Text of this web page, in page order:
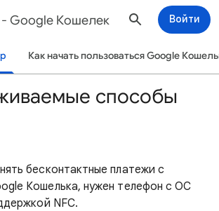
- Google Кошелек Войти
Как начать пользоваться Google
способы
бесконтактные платежи с
Кошелька, нужен телефон с ОС
NFC.